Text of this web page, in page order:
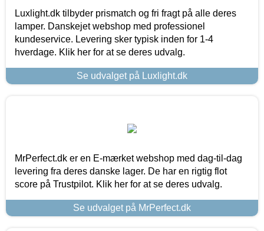
Luxlight.dk tilbyder prismatch og fri fragt på alle deres
lamper. Danskejet webshop med professionel
kundeservice. Levering sker typisk inden for 1-4
hverdage. Klik her for at se deres udvalg.
Se udvalget på Luxlight.dk
MrPerfect.dk er en E-mærket webshop med dag-til-dag
levering fra deres danske lager. De har en rigtig flot
score på Trustpilot. Klik her for at se deres udvalg.
Se udvalget på MrPerfect.dk